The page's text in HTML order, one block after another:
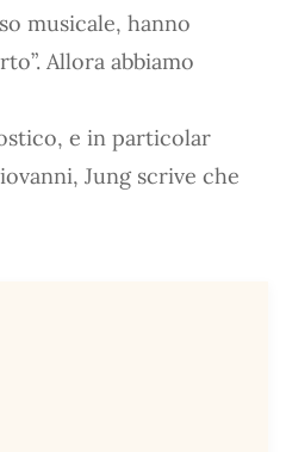
musicale, hanno
Allora abbiamo
e in particolar
Jung scrive che